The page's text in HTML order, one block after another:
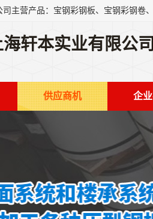
海轩本实业有限公司
供应商机 企